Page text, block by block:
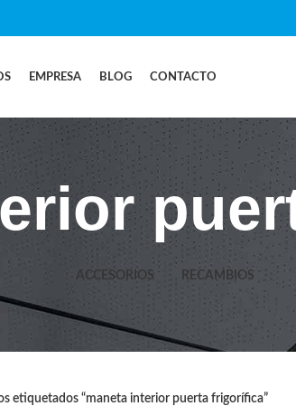
EMPRESA BLOG CONTACTO
ACCESORIOS RECAMBIOS
etiquetados “maneta interior puerta frigorífica”